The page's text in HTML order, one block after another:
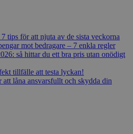
tips för att njuta av de sista veckorna
mot bedragare – 7 enkla regler
så hittar du ett bra pris utan onödigt
tillfälle att testa lyckan!
låna ansvarsfullt och skydda din